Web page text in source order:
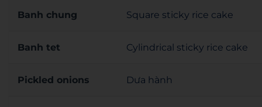
Banh chung Square sticky rice cake
Banh tet Cylindrical sticky rice cake
Pickled onions Dưa hành